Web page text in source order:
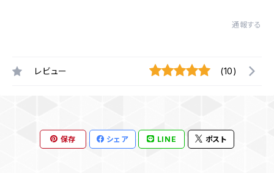
通報する
レビュー (10)
保存 シェア LINE ポスト